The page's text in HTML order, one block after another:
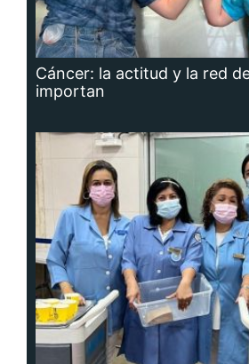
Cáncer: la actitud y la red
importan